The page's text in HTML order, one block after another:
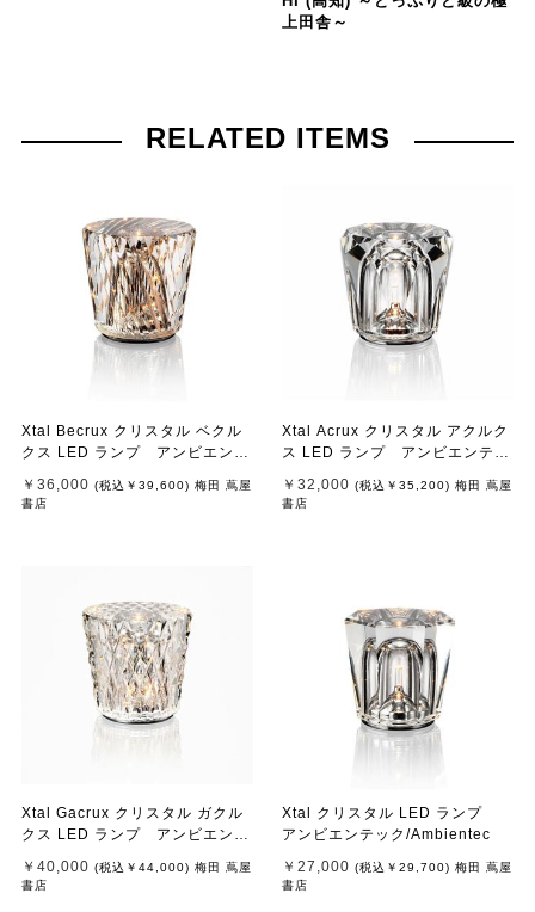
上田舎～
RELATED ITEMS
Xtal Becrux クリスタル ベクル
クス LED ランプ アンビエンテ
￥36,000 (税込 ￥39,600) 梅田 蔦屋
書店
Xtal Acrux クリスタル アクルク
ス LED ランプ アンビエンテッ
￥32,000 (税込 ￥35,200) 梅田 蔦屋
書店
Xtal Gacrux クリスタル ガクル
クス LED ランプ アンビエンテ
￥40,000 (税込 ￥44,000) 梅田 蔦屋
書店
Xtal クリスタル LED ランプ
アンビエンテック/Ambientec
￥27,000 (税込 ￥29,700) 梅田 蔦屋
書店